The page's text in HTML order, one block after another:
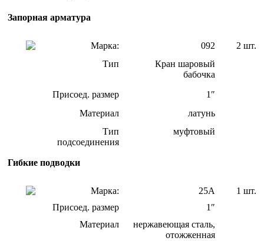
Запорная арматура
Марка: 092
2 шт.
Тип
Кран шаровый
бабочка
Присоед. размер
1″
Материал
латунь
Тип
подсоединения
муфтовый
Гибкие подводки
Марка: 25А
1 шт.
Присоед. размер
1″
Материал
нержавеющая сталь,
отожженная